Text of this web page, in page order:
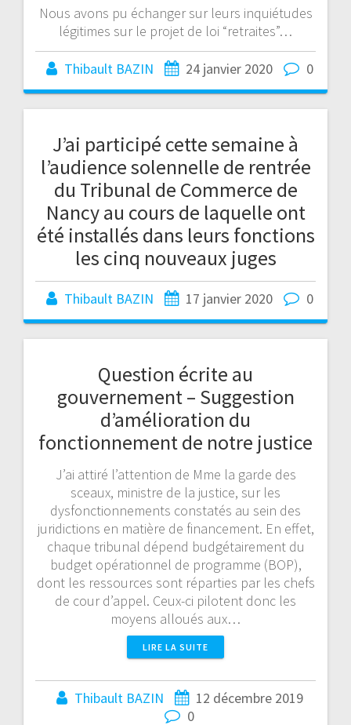
Nous avons pu échanger sur leurs inquiétudes
légitimes sur le projet de loi “retraites”…
Thibault BAZIN 24 janvier 2020 0
J’ai participé cette semaine à
l’audience solennelle de rentrée
du Tribunal de Commerce de
Nancy au cours de laquelle ont
été installés dans leurs fonctions
les cinq nouveaux juges
Thibault BAZIN 17 janvier 2020 0
Question écrite au
gouvernement – Suggestion
d’amélioration du
fonctionnement de notre justice
J’ai attiré l’attention de Mme la garde des
sceaux, ministre de la justice, sur les
dysfonctionnements constatés au sein des
juridictions en matière de financement. En effet,
chaque tribunal dépend budgétairement du
budget opérationnel de programme (BOP),
dont les ressources sont réparties par les chefs
de cour d’appel. Ceux-ci pilotent donc les
moyens alloués aux…
LIRE LA SUITE
Thibault BAZIN
12 décembre 2019
0